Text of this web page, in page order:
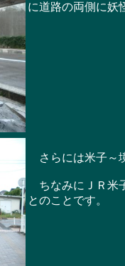
に道路の両側に妖
さらには米子～
ちなみにＪＲ米
とのことです。